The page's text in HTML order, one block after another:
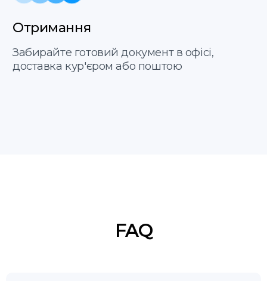
Договір оферти